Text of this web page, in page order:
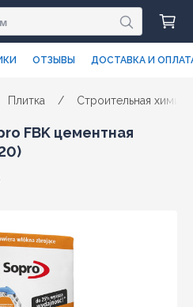
ОТЗЫВЫ ДОСТАВКА И
Плитка / Строительная химия
FBK цементная